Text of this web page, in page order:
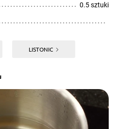
0.5 sztuki
LISTONIC